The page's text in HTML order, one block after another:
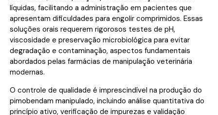
líquidas, facilitando a administração em pacientes que
apresentam dificuldades para engolir comprimidos. Essas
soluções orais requerem rigorosos testes de pH,
viscosidade e preservação microbiológica para evitar
degradação e contaminação, aspectos fundamentais
abordados pelas farmácias de manipulação veterinária
modernas.
O controle de qualidade é imprescindível na produção do
pimobendam manipulado, incluindo análise quantitativa do
princípio ativo, verificação de impurezas e validação